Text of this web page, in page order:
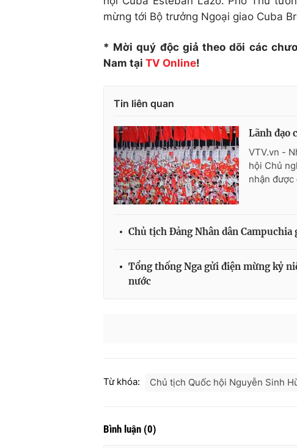
mừng tới Bộ trưởng Ngoại giao Cuba
* Mời quý độc giả theo dõi các
Nam tại TV Online!
Tin liên quan
Lãnh đạo
VTV.vn -
hội Chủ
nhận được
Chủ tịch Đảng Nhân dân
Tổng thống Nga gửi điện mừng kỷ
nước
Từ khóa: Chủ tịch Quốc hội Nguyễn Sinh
Bình luận (0)